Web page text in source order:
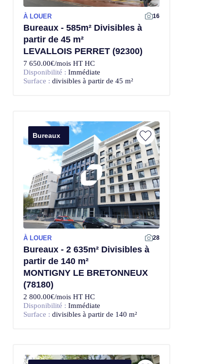
Offre Exclusive
À LOUER 16
Bureaux - 585m² Divisibles à
partir de 45 m²
LEVALLOIS PERRET (92300)
7 650.00€/mois HT HC
Disponibilité : Immédiate
Surface : divisibles à partir de 45 m²
Bureaux
À LOUER 28
Bureaux - 2 635m² Divisibles à
partir de 140 m²
MONTIGNY LE BRETONNEUX
(78180)
2 800.00€/mois HT HC
Disponibilité : Immédiate
Surface : divisibles à partir de 140 m²